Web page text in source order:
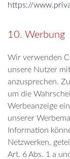
https://
10. Werbung
Wir verwenden
unsere Nutzer
anzusprechen.
um die
Werbeanzeige
unserer
Information
Netzwerken,
Art. 6 Abs. 1 a